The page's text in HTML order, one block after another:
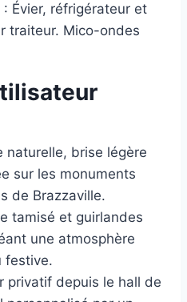
: Évier, réfrigérateur et
traiteur. Mico-ondes
naturelle, brise légère
sur les monuments
de Brazzaville.
tamisé et guirlandes
une atmosphère
festive.
privatif depuis le hall de